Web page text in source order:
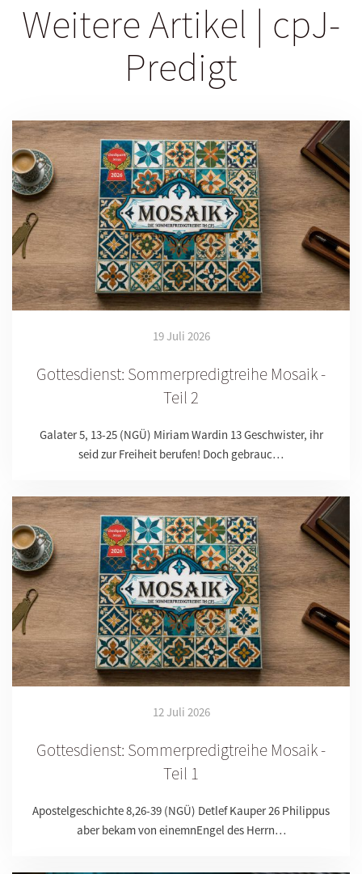
Weitere Artikel | cpJ-
Predigt
19 Juli 2026
Gottesdienst: Sommerpredigtreihe Mosaik -
Teil 2
Galater 5, 13-25 (NGÜ) Miriam Wardin 13 Geschwister, ihr
seid zur Freiheit berufen! Doch gebrauc…
12 Juli 2026
Gottesdienst: Sommerpredigtreihe Mosaik -
Teil 1
Apostelgeschichte 8,26-39 (NGÜ) Detlef Kauper 26 Philippus
aber bekam von einemnEngel des Herrn…